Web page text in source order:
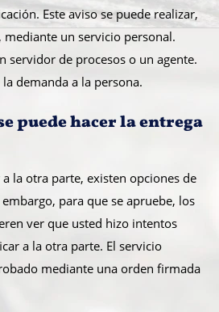
Este aviso se puede realizar,
mediante un servicio personal.
servidor de procesos o un agente.
demanda a la persona.
puede hacer la entrega
la otra parte, existen opciones de
para que se apruebe, los
ver que usted hizo intentos
a la otra parte. El servicio
mediante una orden firmada